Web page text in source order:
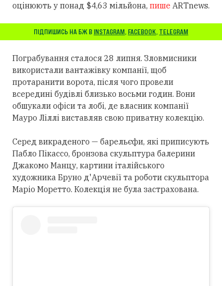
оцінюють у понад $4,63 мільйона, пише ARTnews.
ПІДПИШИСЬ НА БЖ В INSTAGRAM, FACEBOOK, TELEGRAM
Пограбування сталося 28 липня. Зловмисники
використали вантажівку компанії, щоб
протаранити ворота, після чого провели
всередині будівлі близько восьми годин. Вони
обшукали офіси та лобі, де власник компанії
Мауро Ліллі виставляв свою приватну колекцію.
Серед викраденого — барельєфи, які приписують
Пабло Пікассо, бронзова скульптура балерини
Джакомо Манцу, картини італійського
художника Бруно д'Арчевії та роботи скульптора
Маріо Моретто. Колекція не була застрахована.